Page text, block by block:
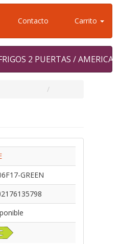
Contacto Carrito
2 PUERTAS /
GREEN